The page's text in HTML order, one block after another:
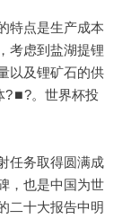
点是生产成本
考虑到盐湖提锂
以及锂矿石的供
?⏹?。世界杯投
务取得圆满成
，也是中国为世
二十大报告中明